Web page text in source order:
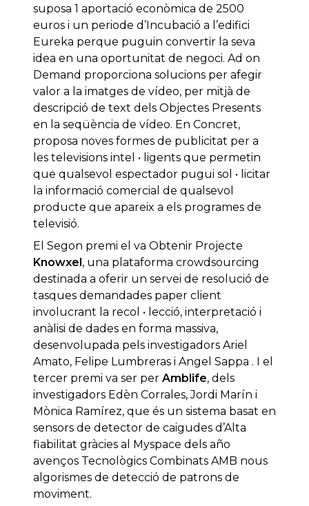
suposa 1 aportació econòmica de 2500
euros i un periode d’Incubació a l’edifici
Eureka perque puguin convertir la seva
idea en una oportunitat de negoci. Ad on
Demand proporciona solucions per afegir
valor a la imatges de vídeo, per mitjà de
descripció de text dels Objectes Presents
en la seqüència de vídeo. En Concret,
proposa noves formes de publicitat per a
les televisions intel • ligents que permetin
que qualsevol espectador pugui sol • licitar
la informació comercial de qualsevol
producte que apareix a els programes de
televisió.
El Segon premi el va Obtenir Projecte
Knowxel, una plataforma crowdsourcing
destinada a oferir un servei de resolució de
tasques demandades paper client
involucrant la recol • lecció, interpretació i
anàlisi de dades en forma massiva,
desenvolupada pels investigadors Ariel
Amato, Felipe Lumbreras i Angel Sappa . I el
tercer premi va ser per Amblife, dels
investigadors Edèn Corrales, Jordi Marín i
Mònica Ramírez, que és un sistema basat en
sensors de detector de caigudes d’Alta
fiabilitat gràcies al Myspace dels año
avenços Tecnològics Combinats AMB nous
algorismes de detecció de patrons de
moviment.